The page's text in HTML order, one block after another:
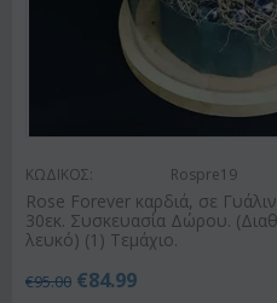
ΚΩΔΙΚΟΣ: Rospre19
Rose Forever καρδιά, σε
30εκ. Συσκευασία Δώρου.
λευκό) (1) Τεμάχιο.
€95.00 €84.99